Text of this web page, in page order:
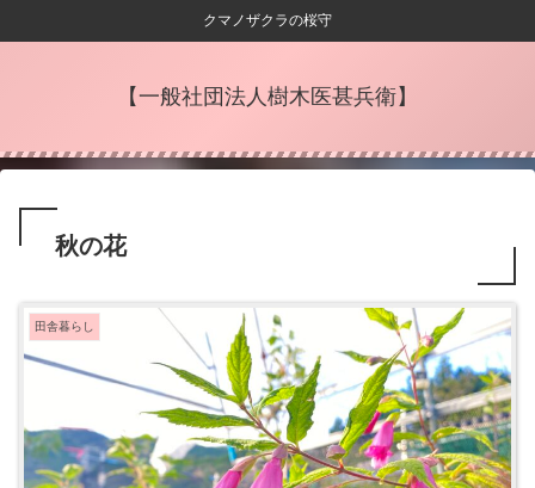
クマノザクラの桜守
【一般社団法人樹木医甚兵衛】
秋の花
田舎暮らし